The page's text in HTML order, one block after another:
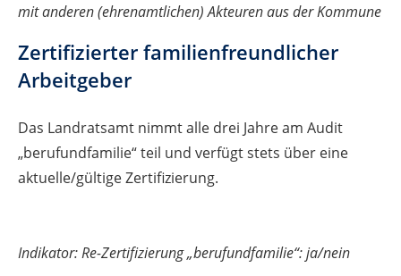
mit anderen (ehrenamtlichen) Akteuren aus der Kommune
Zertifizierter familienfreundlicher
Arbeitgeber
Das Landratsamt nimmt alle drei Jahre am Audit
„berufundfamilie“ teil und verfügt stets über eine
aktuelle/gültige Zertifizierung.
Indikator: Re-Zertifizierung „berufundfamilie“: ja/nein